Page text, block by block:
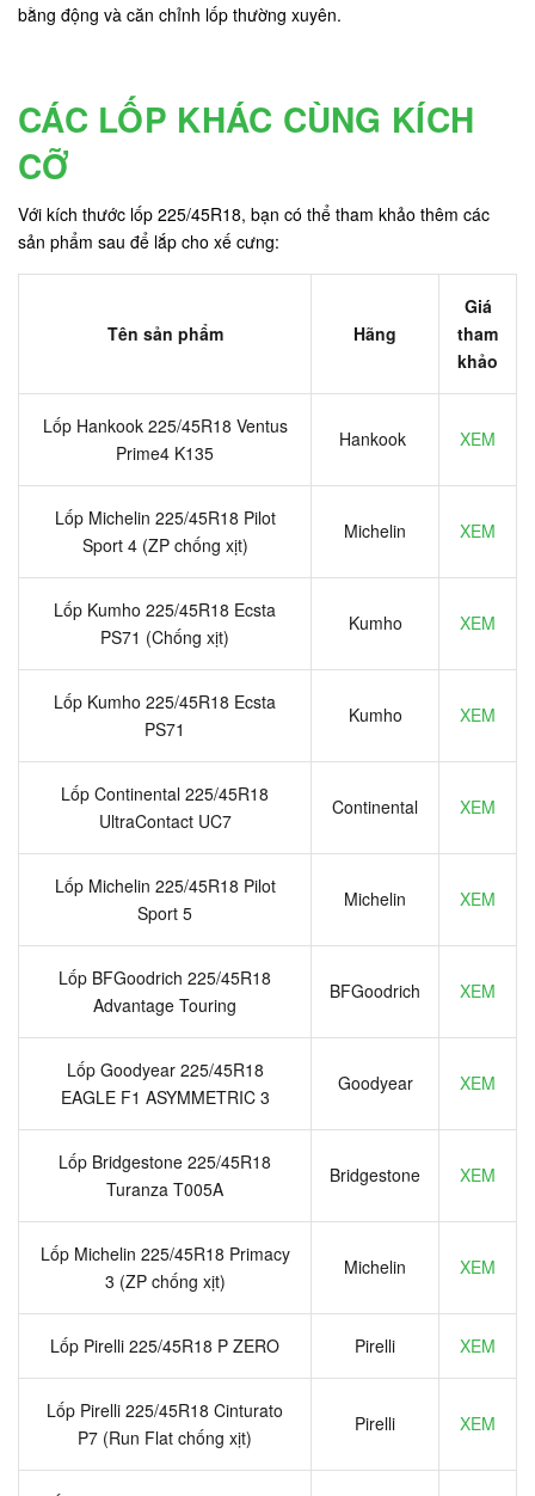
bằng động và căn chỉnh lốp thường xuyên.
CÁC LỐP KHÁC CÙNG KÍCH
CỠ
Với kích thước lốp 225/45R18, bạn có thể tham khảo thêm các
sản phẩm sau để lắp cho xế cưng:
Tên sản phẩm Hãng
Giá
tham
khảo
Lốp Hankook 225/45R18 Ventus
Prime4 K135
Hankook XEM
Lốp Michelin 225/45R18 Pilot
Sport 4 (ZP chống xịt)
Michelin XEM
Lốp Kumho 225/45R18 Ecsta
PS71 (Chống xịt)
Kumho XEM
Lốp Kumho 225/45R18 Ecsta
PS71
Kumho XEM
Lốp Continental 225/45R18
UltraContact UC7
Continental XEM
Lốp Michelin 225/45R18 Pilot
Sport 5
Michelin XEM
Lốp BFGoodrich 225/45R18
Advantage Touring
BFGoodrich XEM
Lốp Goodyear 225/45R18
EAGLE F1 ASYMMETRIC 3
Goodyear XEM
Lốp Bridgestone 225/45R18
Turanza T005A
Bridgestone XEM
Lốp Michelin 225/45R18 Primacy
3 (ZP chống xịt)
Michelin XEM
Lốp Pirelli 225/45R18 P ZERO Pirelli XEM
Lốp Pirelli 225/45R18 Cinturato
P7 (Run Flat chống xịt)
Pirelli XEM